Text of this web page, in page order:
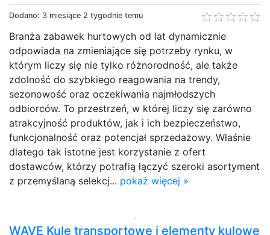
Dodano: 3 miesiące 2 tygodnie temu
Branża zabawek hurtowych od lat dynamicznie
odpowiada na zmieniające się potrzeby rynku, w
którym liczy się nie tylko różnorodność, ale także
zdolność do szybkiego reagowania na trendy,
sezonowość oraz oczekiwania najmłodszych
odbiorców. To przestrzeń, w której liczy się zarówno
atrakcyjność produktów, jak i ich bezpieczeństwo,
funkcjonalność oraz potencjał sprzedażowy. Właśnie
dlatego tak istotne jest korzystanie z ofert
dostawców, którzy potrafią łączyć szeroki asortyment
z przemyślaną selekcj... pokaż więcej »
WAVE Kule transportowe i elementy kulowe